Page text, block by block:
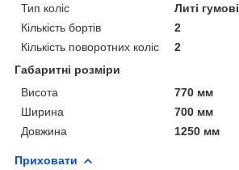
Тип коліс
Литі гумові
Кількість бортів
2
Кількість поворотних коліс
2
Габаритні розміри
Висота
770 мм
Ширина
700 мм
Довжина
1250 мм
Приховати